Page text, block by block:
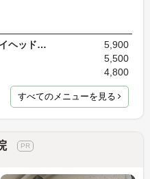
【新規限定】もみほぐし＋ドライヘッドスパ 90分 通…
5,900
5,500
4,800
すべてのメニューを見る